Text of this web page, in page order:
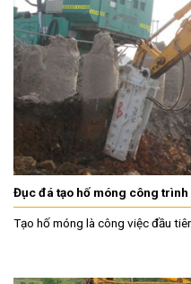
Đục đá tạo hố móng công trình
Tạo hố móng là công việc đầu